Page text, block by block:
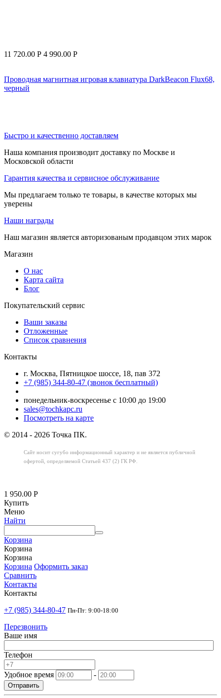
11 720.00 Р 4 990.00 Р
Проводная магнитная игровая клавиатура DarkBeacon Flux68,
черный
Быстро и качественно доставляем
Наша компания производит доставку по Москве и
Московской области
Гарантия качества и сервисное обслуживание
Мы предлагаем только те товары, в качестве которых мы
уверены
Наши награды
Наш магазин является авторизованым продавцом этих марок
Магазин
О нас
Карта сайта
Блог
Покупательский сервис
Ваши заказы
Отложенные
Список сравнения
Контакты
г. Москва, Пятницкое шоссе, 18, пав 372
+7 (985) 344-80-47 (звонок бесплатный)
понедельник-воскресенье с 10:00 до 19:00
sales@tochkapc.ru
Посмотреть на карте
© 2014 - 2026 Точка ПК.
Сайт носит сугубо информационный характер и не является публичной
офертой, определяемой Статьей 437 (2) ГК РФ.
1 950.00 Р
Купить
Меню
Найти
Корзина
Корзина
Корзина
Корзина Оформить заказ
Сравнить
Контакты
Контакты
+7 (985) 344-80-47 Пн-Пт: 9:00-18:00
Перезвонить
Ваше имя
Телефон
Удобное время -
Отправить